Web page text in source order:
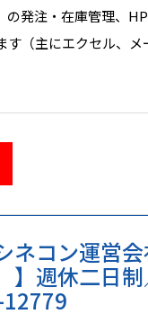
発注・在庫管理、
（主にエクセル、メ
金を扱う機会はあま
ネコン運営
】週休二日